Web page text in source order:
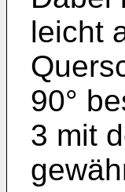
leicht
90°
3 mit